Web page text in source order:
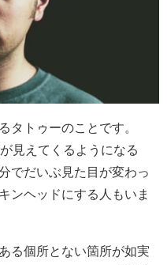
タトゥーのことです。
見えてくるようになる
でだいぶ見た目が変わっ
ンヘッドにする人もいま
る個所とない箇所が如実